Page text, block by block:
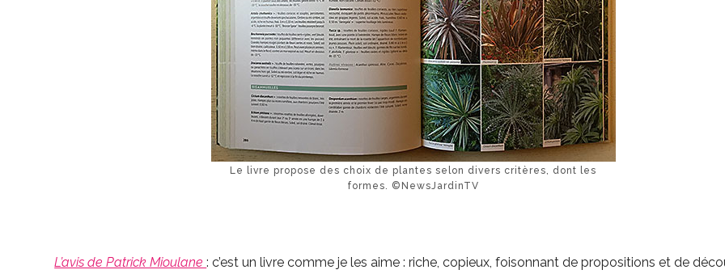
Le livre propose des choix de plantes selon divers critères, dont les
formes. ©NewsJardinTV
L’avis de Patrick Mioulane: c’est un livre comme je les aime : riche, copieux, foisonnant de propositions et de